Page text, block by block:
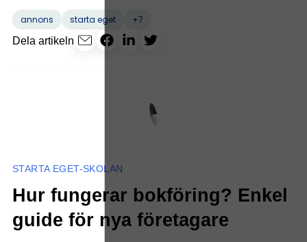
annons starta eget
+7
Dela artikeln
STARTA EGET-SKOLAN
Hur fungerar bokföring? Enkel
guide för nya företagare